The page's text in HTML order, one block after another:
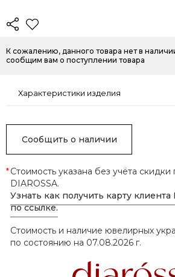
К сожалению, данного товара нет в
сообщим вам о поступлении товара
Характеристики изделия
Сообщить о наличии
*Стоимость указана без учёта скидки
DIAROSSA.
Узнать как получить карту
по ссылке.
Стоимость и наличие ювелирных
по состоянию на 07.08.2026 г.